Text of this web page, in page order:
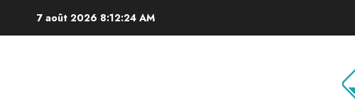
7 août 2026 8:12:24 AM